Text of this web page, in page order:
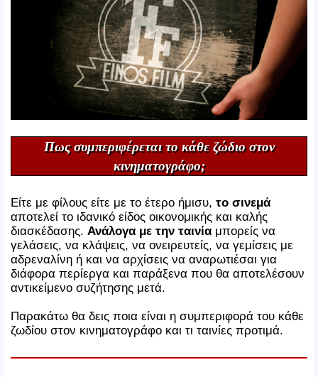
Πως συμπεριφέρεται το κάθε ζώδιο στον
κινηματογράφο;
Είτε με φίλους είτε με το έτερο ήμισυ, το σινεμά
αποτελεί το ιδανικό είδος οικονομικής και καλής
διασκέδασης. Ανάλογα με την ταινία μπορείς να
γελάσεις, να κλάψεις, να ονειρευτείς, να γεμίσεις με
αδρεναλίνη ή και να αρχίσεις να αναρωτιέσαι για
διάφορα περίεργα και παράξενα που θα αποτελέσουν
αντικείμενο συζήτησης μετά.
Παρακάτω θα δεις ποια είναι η συμπεριφορά του κάθε
ζωδίου στον κινηματογράφο και τι ταινίες προτιμά.